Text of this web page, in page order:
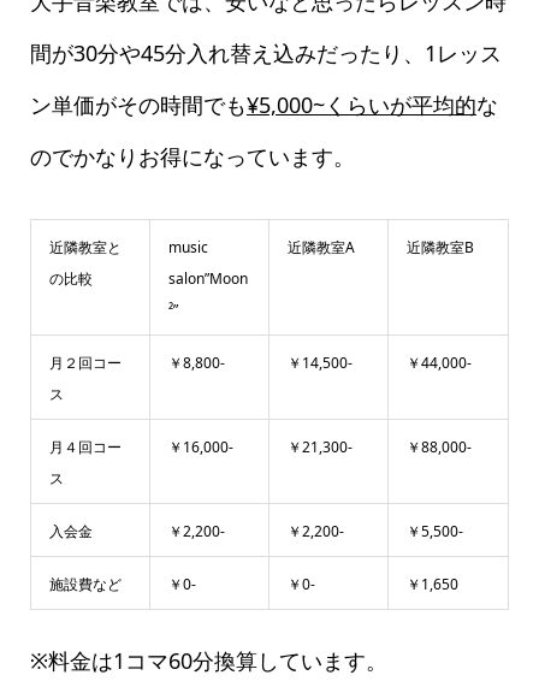
間が30分や45分入れ替え込みだったり、1レッス
ン単価がその時間でも¥5,000~くらいが平均的な
のでかなりお得になっています。
近隣教室と
の比較
music
salon”Moon
²”
近隣教室A 近隣教室B
月２回コー
ス
￥8,800- ￥14,500- ￥44,000-
月４回コー
ス
￥16,000- ￥21,300- ￥88,000-
入会金 ￥2,200- ￥2,200- ￥5,500-
施設費など ￥0- ￥0- ￥1,650
※料金は1コマ60分換算しています。